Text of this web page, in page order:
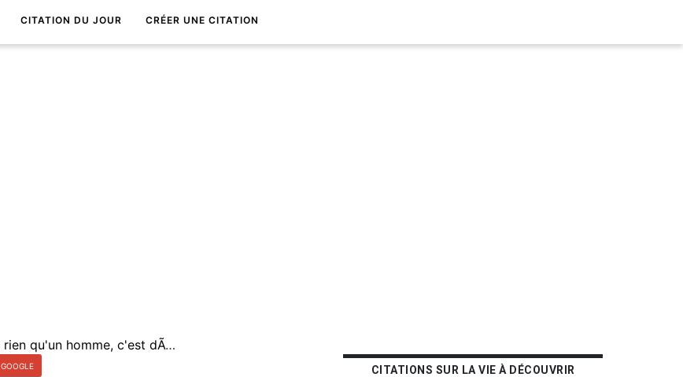
CITATION DU JOUR CRÉER UNE CITATION
Se dÃ©couvrir homme un jour et rien qu'un homme, c'est dÃ©cevant. C'est dÃ©couvrir en mÃªme temps la vie.
GOOGLE CITATIONS SUR LA VIE À DÉCOUVRIR